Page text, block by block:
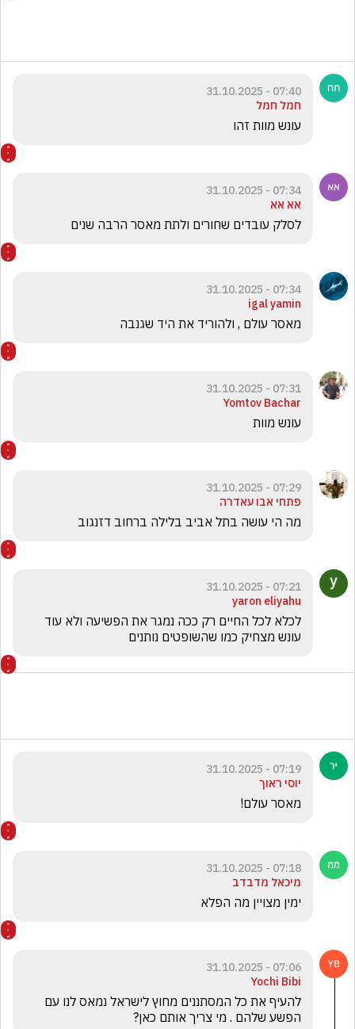
07:40 - 31.10.2025
חמל חמל
עונש מוות זהו
07:34 - 31.10.2025
אא אא
לסלק עובדים שחורים ולתת מאסר הרבה שנים
07:34 - 31.10.2025
igal yamin
מאסר עולם , ולהוריד את היד שגנבה
07:31 - 31.10.2025
Yomtov Bachar
עונש מוות
07:29 - 31.10.2025
פתחי אבו עאדרה
מה הי עושה בתל אביב בלילה ברחוב דזנגוב
07:21 - 31.10.2025
yaron eliyahu
עונש מצחיק כמו שהשופטים נותנים
07:19 - 31.10.2025
יוסי ראוך
מאסר עולם!
07:18 - 31.10.2025
מיכאל מדבדב
ימין מצויין מה הפלא
07:06 - 31.10.2025
Yochi Bibi
הפשע שלהם . מי צריך אותם כאן?